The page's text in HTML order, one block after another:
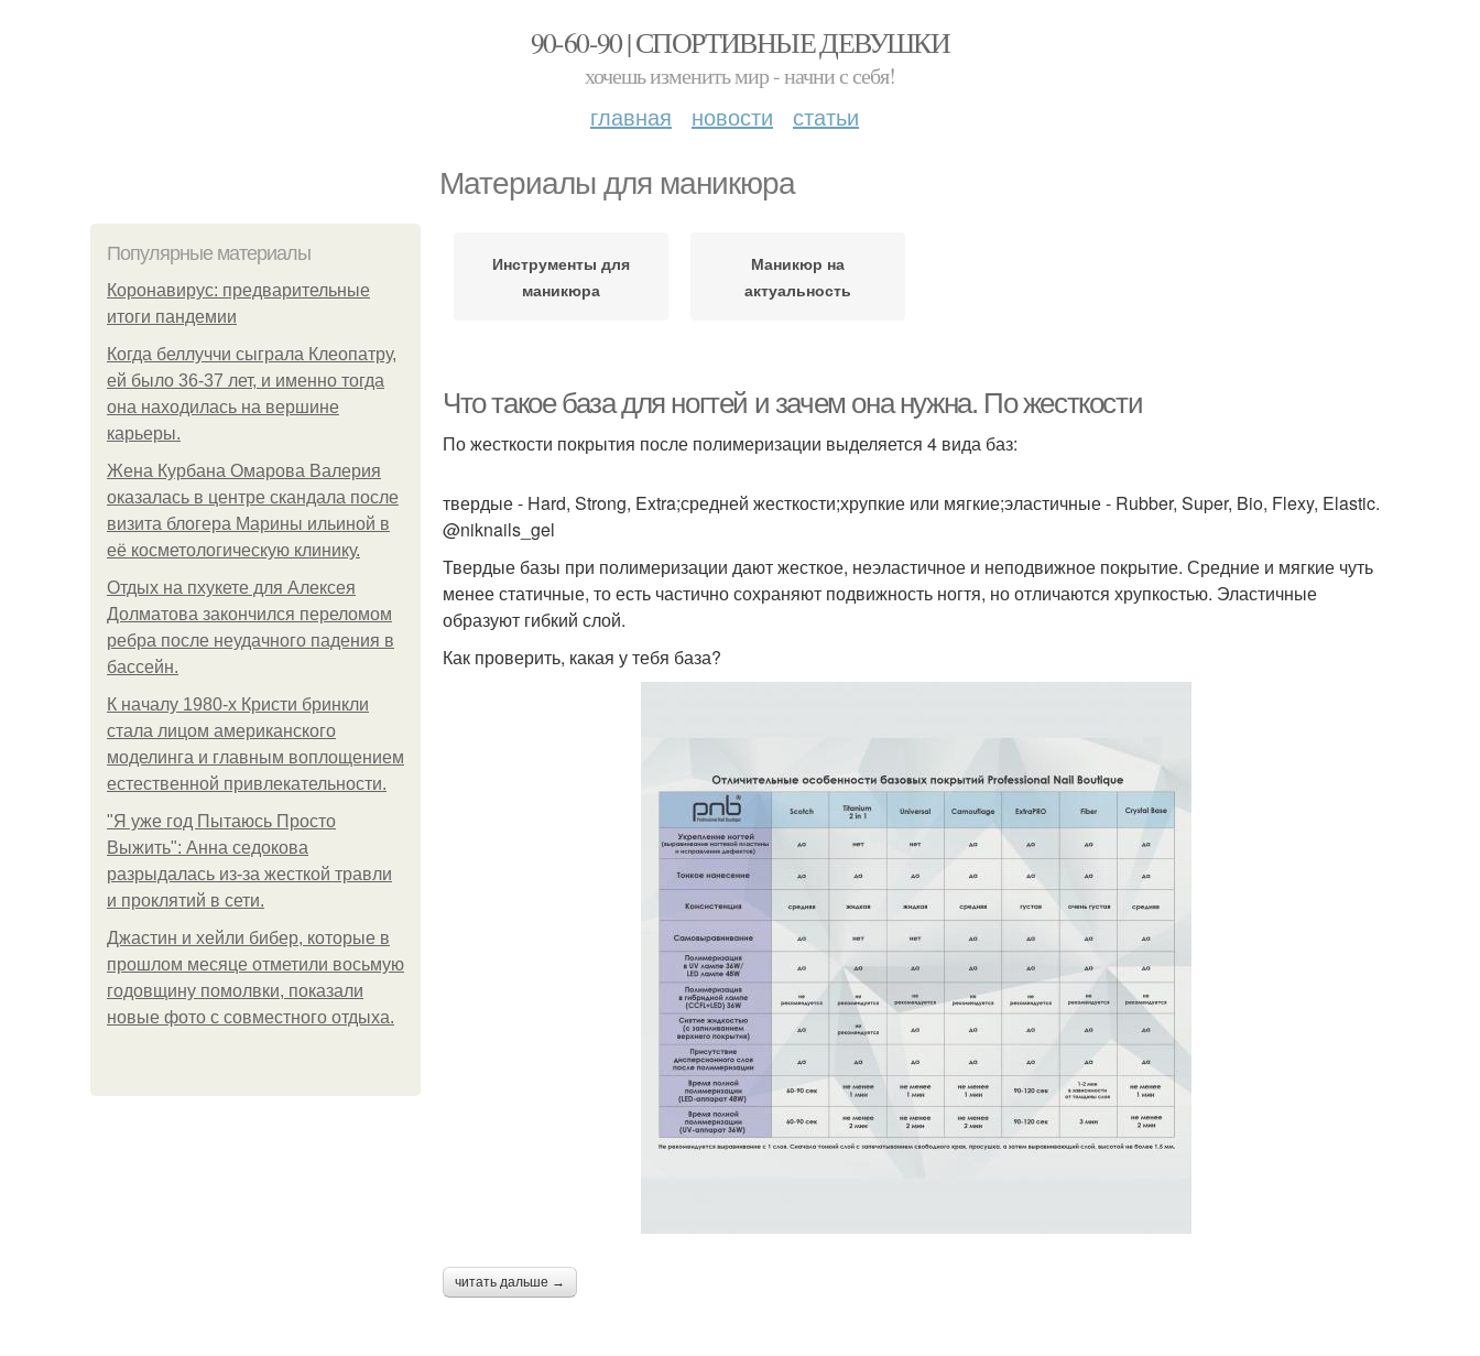
90-60-90 | СПОРТИВНЫЕ ДЕВУШКИ
хочешь изменить мир - начни с себя!
главная новости статьи
Материалы для маникюра
Популярные материалы
Коронавирус: предварительные
итоги пандемии
Когда беллуччи сыграла Клеопатру,
ей было 36-37 лет, и именно тогда
она находилась на вершине
карьеры.
Жена Курбана Омарова Валерия
оказалась в центре скандала после
визита блогера Марины ильиной в
её косметологическую клинику.
Отдых на пхукете для Алексея
Долматова закончился переломом
ребра после неудачного падения в
бассейн.
К началу 1980-х Кристи бринкли
стала лицом американского
моделинга и главным воплощением
естественной привлекательности.
"Я уже год Пытаюсь Просто
Выжить": Анна седокова
разрыдалась из-за жесткой травли
и проклятий в сети.
Джастин и хейли бибер, которые в
прошлом месяце отметили восьмую
годовщину помолвки, показали
новые фото с совместного отдыха.
Инструменты для
маникюра
Маникюр на
актуальность
Что такое база для ногтей и зачем она нужна. По жесткости
По жесткости покрытия после полимеризации выделяется 4 вида баз:
твердые - Hard, Strong, Extra;средней жесткости;хрупкие или мягкие;эластичные - Rubber, Super, Bio, Flexy, Elastic.
@niknails_gel
Твердые базы при полимеризации дают жесткое, неэластичное и неподвижное покрытие. Средние и мягкие чуть
менее статичные, то есть частично сохраняют подвижность ногтя, но отличаются хрупкостью. Эластичные
образуют гибкий слой.
Как проверить, какая у тебя база?
читать дальше →